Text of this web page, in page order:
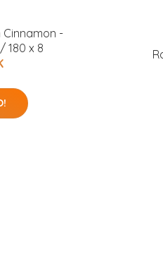
Cinnamon -
180 x 8